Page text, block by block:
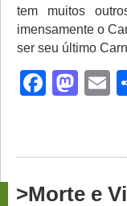
tem muitos
imensamente o
ser seu último
>Morte e